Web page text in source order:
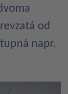
od
napr.